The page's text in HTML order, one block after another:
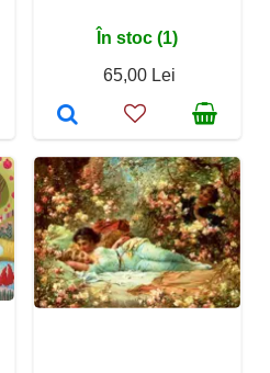
În stoc (1)
65,00 Lei